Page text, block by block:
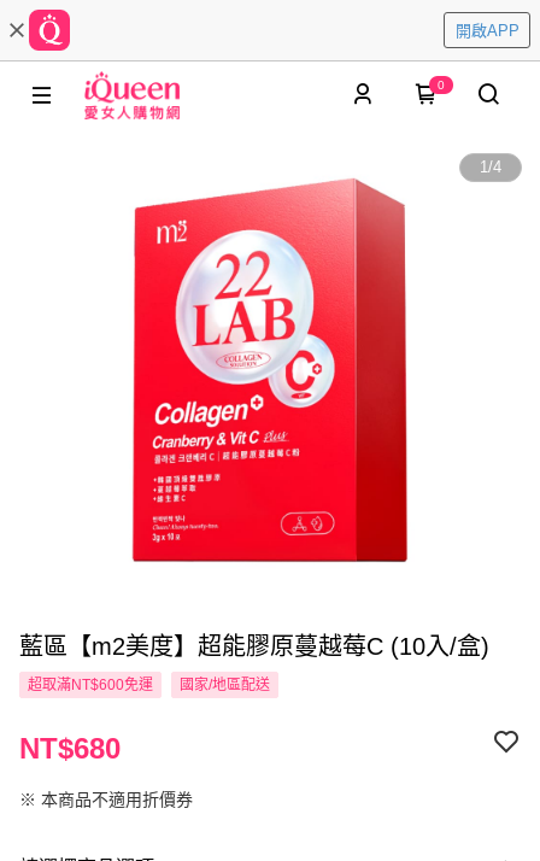
開啟APP
0
1/4
藍區【m2美度】超能膠原蔓越莓C (10入/盒)
超取滿NT$600免運 國家/地區配送
NT$680
※ 本商品不適用折價券